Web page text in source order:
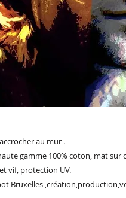
au mur .
gamme 100% coton, mat sur
vif, protection UV.
Bruxelles